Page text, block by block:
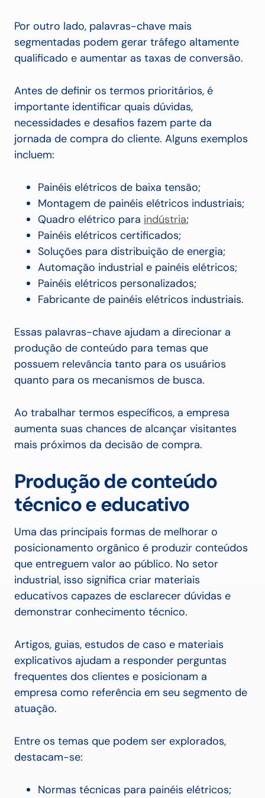
Por outro lado, palavras-chave mais
segmentadas podem gerar tráfego altamente
qualificado e aumentar as taxas de conversão.
Antes de definir os termos prioritários, é
importante identificar quais dúvidas,
necessidades e desafios fazem parte da
jornada de compra do cliente. Alguns exemplos
incluem:
Painéis elétricos de baixa tensão;
Montagem de painéis elétricos industriais;
Quadro elétrico para indústria;
Painéis elétricos certificados;
Soluções para distribuição de energia;
Automação industrial e painéis elétricos;
Painéis elétricos personalizados;
Fabricante de painéis elétricos industriais.
Essas palavras-chave ajudam a direcionar a
produção de conteúdo para temas que
possuem relevância tanto para os usuários
quanto para os mecanismos de busca.
Ao trabalhar termos específicos, a empresa
aumenta suas chances de alcançar visitantes
mais próximos da decisão de compra.
Produção de conteúdo
técnico e educativo
Uma das principais formas de melhorar o
posicionamento orgânico é produzir conteúdos
que entreguem valor ao público. No setor
industrial, isso significa criar materiais
educativos capazes de esclarecer dúvidas e
demonstrar conhecimento técnico.
Artigos, guias, estudos de caso e materiais
explicativos ajudam a responder perguntas
frequentes dos clientes e posicionam a
empresa como referência em seu segmento de
atuação.
Entre os temas que podem ser explorados,
destacam-se:
Normas técnicas para painéis elétricos;